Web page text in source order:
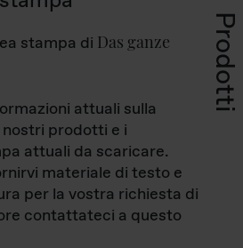
Prodotti
stampa di Das ganze
attuali sulla
prodotti e i
attuali da scaricare.
materiale di testo e
per la vostra richiesta di
contattateci a questo